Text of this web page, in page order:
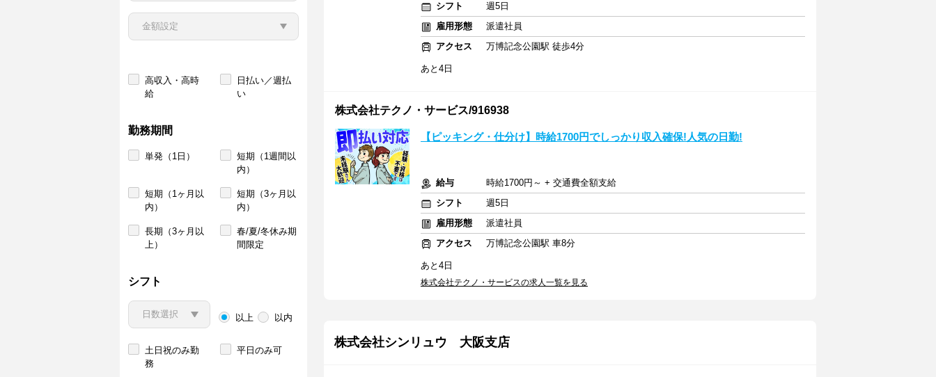
高収入・高時
給
日払い／週払
い
勤務期間
単発（1日）
短期（1週間以
内）
短期（1ヶ月以
内）
短期（3ヶ月以
内）
長期（3ヶ月以
上）
春/夏/冬休み期
間限定
シフト
以上 以内
土日祝のみ勤
務
平日のみ可
シフト
週5日
雇用形態
派遣社員
アクセス
万博記念公園駅 徒歩4分
あと4日
株式会社テクノ・サービス/916938
【ピッキング・仕分け】時給1700円でしっかり収入確保!人気の日勤!
給与
時給1700円～ + 交通費全額支給
シフト
週5日
雇用形態
派遣社員
アクセス
万博記念公園駅 車8分
あと4日
株式会社テクノ・サービスの求人一覧を見る
株式会社シンリュウ 大阪支店